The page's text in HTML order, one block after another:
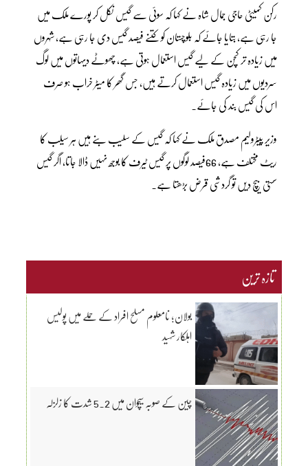
رکن کمیٹی حاجی جمال شاہ نے کہا کہ سوئی سے گیس نکل کر پورے ملک میں
جا رہی ہے، بتایا جائے کہ بلوچستان کو کتنے فیصد گیس دی جا رہی ہے، شہروں
میں زیادہ تر کچن کے لیے گیس استعمال ہوتی ہے، چھوٹے دیہاتوں میں لوگ
سردیوں میں زیادہ گیس استعمال کرتے ہیں، جس گھر کا میٹر خراب ہو صرف
اس کی گیس بند کی جائے۔
وزیر پیٹرولیم مصدق ملک نے کہا کہ گیس کے سلیب بنے ہیں ہر سیلب کا
ریٹ مختلف ہے، 66فیصد لوگوں پر گیس ٹیرف کا بوجھ نہیں ڈالا جاتا، اگر گیس
سستی بیچ دیں تو گردشی قرض بڑھتا ہے۔
تازہ ترین
بولان؛ نامعلوم مسلح افراد کے حملے میں پولیس
اہلکار شہید
چین کے صوبہ سیچوان میں 5.2 شدت کا زلزلہ